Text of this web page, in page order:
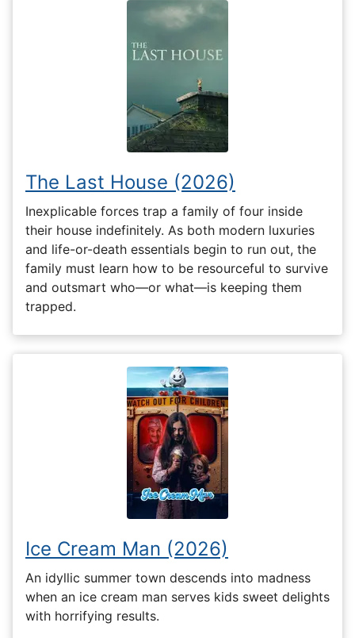
The Last House (2026)
Inexplicable forces trap a family of four inside
their house indefinitely. As both modern luxuries
and life-or-death essentials begin to run out, the
family must learn how to be resourceful to survive
and outsmart who—or what—is keeping them
trapped.
Ice Cream Man (2026)
An idyllic summer town descends into madness
when an ice cream man serves kids sweet delights
with horrifying results.